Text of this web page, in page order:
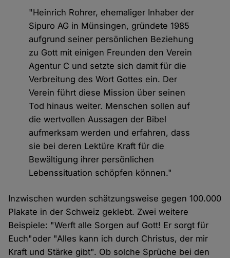
"Heinrich Rohrer, ehemaliger Inhaber der
Sipuro AG in Münsingen, gründete 1985
aufgrund seiner persönlichen Beziehung
zu Gott mit einigen Freunden den Verein
Agentur C und setzte sich damit für die
Verbreitung des Wort Gottes ein. Der
Verein führt diese Mission über seinen
Tod hinaus weiter. Menschen sollen auf
die wertvollen Aussagen der Bibel
aufmerksam werden und erfahren, dass
sie bei deren Lektüre Kraft für die
Bewältigung ihrer persönlichen
Lebenssituation schöpfen können."
Inzwischen wurden schätzungsweise gegen 100.000
Plakate in der Schweiz geklebt. Zwei weitere
Beispiele: "Werft alle Sorgen auf Gott! Er sorgt für
Euch"oder "Alles kann ich durch Christus, der mir
Kraft und Stärke gibt". Ob solche Sprüche bei den